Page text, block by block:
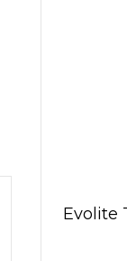
Evolite